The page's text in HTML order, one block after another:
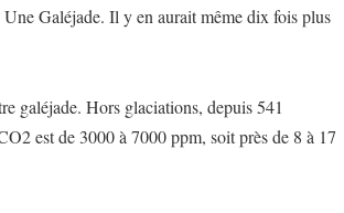
Galéjade. Il y en aurait même dix fois plus
galéjade. Hors glaciations, depuis 541
est de 3000 à 7000 ppm, soit près de 8 à 17